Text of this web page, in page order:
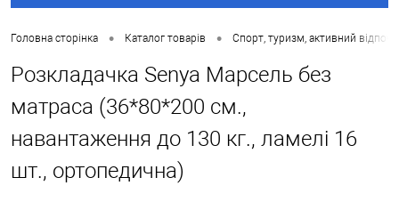
Головна сторінка • Каталог товарів • Спорт, туризм, активний
Розкладачка Senya Марсель без
матраса (36*80*200 см.,
навантаження до 130 кг., ламелі 16
шт., ортопедична)